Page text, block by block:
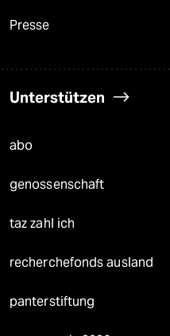
Presse
Unterstützen
abo
genossenschaft
taz zahl ich
recherchefonds ausland
panterstiftung